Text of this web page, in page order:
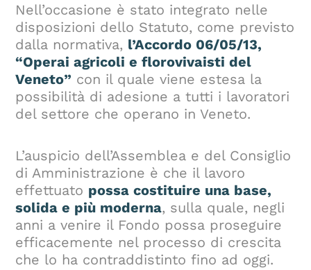
Nell’occasione è stato integrato nelle
disposizioni dello Statuto, come previsto
dalla normativa, l’Accordo 06/05/13,
“Operai agricoli e florovivaisti del
Veneto” con il quale viene estesa la
possibilità di adesione a tutti i lavoratori
del settore che operano in Veneto.
L’auspicio dell’Assemblea e del Consiglio
di Amministrazione è che il lavoro
effettuato possa costituire una base,
solida e più moderna, sulla quale, negli
anni a venire il Fondo possa proseguire
efficacemente nel processo di crescita
che lo ha contraddistinto fino ad oggi.